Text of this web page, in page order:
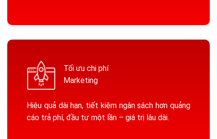
Tối ưu chi phí
Marketing
Hiệu quả dài hạn, tiết kiệm ngân sách hơn quảng
cáo trả phí, đầu tư một lần – giá trị lâu dài.